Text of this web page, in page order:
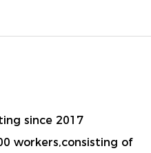
since 2017
workers,consisting of